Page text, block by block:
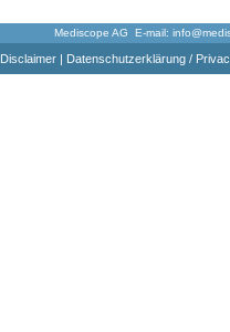
Mediscope AG E-mail:
Disclaimer| Datenschutzerklärung /